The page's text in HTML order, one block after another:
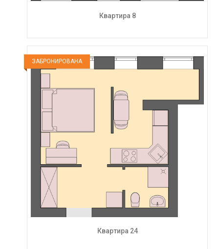
Квартира 8
ЗАБРОНИРОВАНА
Квартира 24